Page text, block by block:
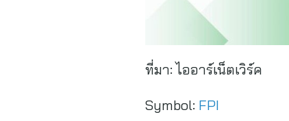
ที่มา: ไออาร์เน็ตเวิร์ค
Symbol: FPI